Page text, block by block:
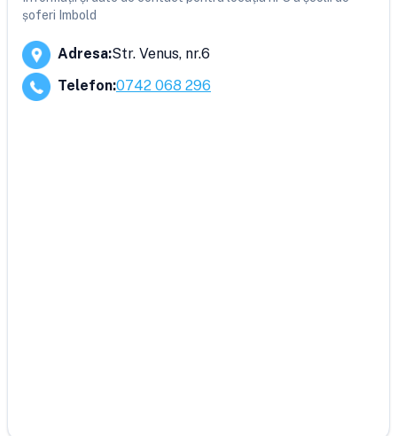
șoferi Imbold
Adresa:Str. Venus, nr.6
Telefon:0742 068 296